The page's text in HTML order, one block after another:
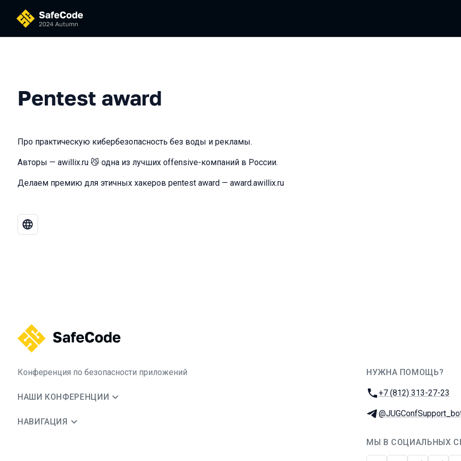
Pentest award
Про практическую кибербезопасность без воды и рекламы.
Авторы — awillix.ru 😼 одна из лучших offensive-компаний в России.
Делаем премию для этичных хакеров рentest award — award.awillix.ru
Конференция по безопасности приложений
НАШИ КОНФЕРЕНЦИИ
НАВИГАЦИЯ
НУЖНА ПОМОЩЬ?
Телефон:
+7 (812) 313-27-23
Телеграм:
МЫ В СОЦИАЛЬНЫХ